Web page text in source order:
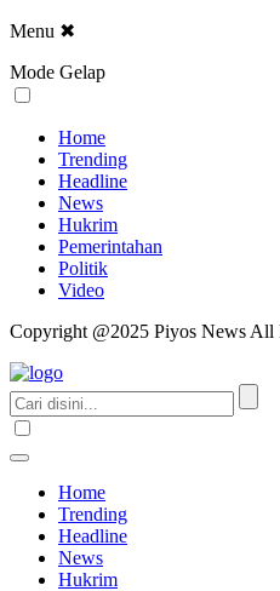
Menu ✖
Mode Gelap
Home
Trending
Headline
News
Hukrim
Pemerintahan
Politik
Video
Copyright @2025 Piyos News All
Home
Trending
Headline
News
Hukrim